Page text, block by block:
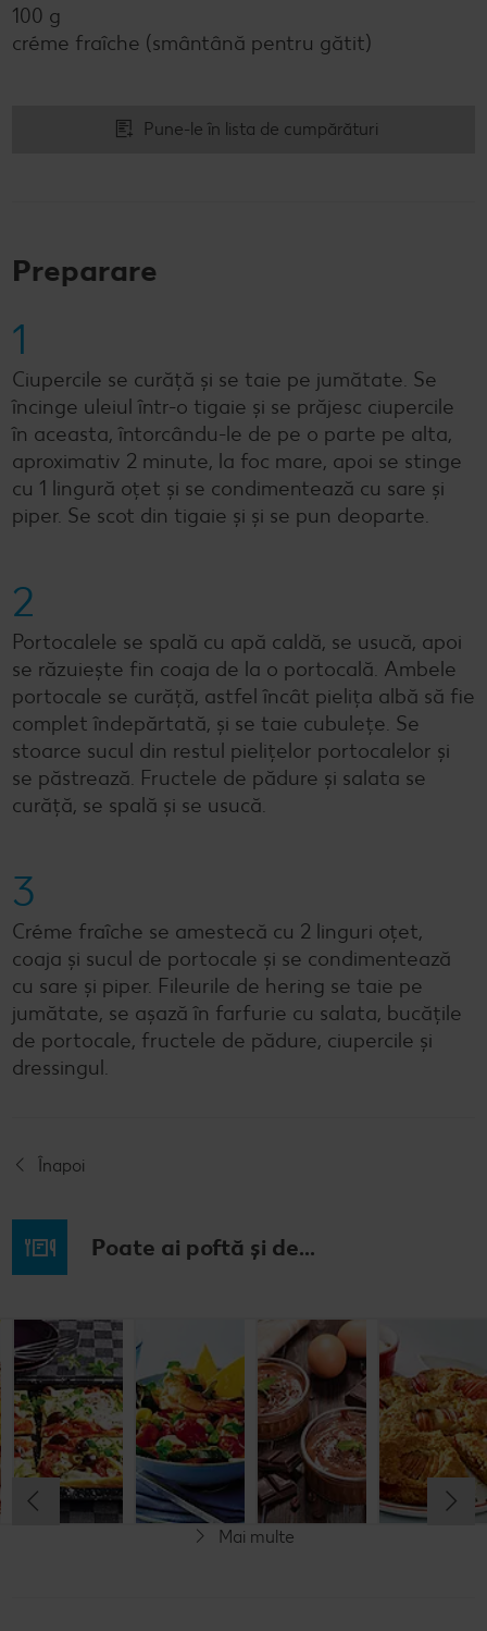
100 g
créme fraîche (smântână pentru gătit)
Pune-le în lista de cumpărături
Preparare
1
Ciupercile se curăță și se taie pe jumătate. Se
încinge uleiul într-o tigaie și se prăjesc ciupercile
în aceasta, întorcându-le de pe o parte pe alta,
aproximativ 2 minute, la foc mare, apoi se stinge
cu 1 lingură oțet și se condimentează cu sare și
piper. Se scot din tigaie și și se pun deoparte.
2
Portocalele se spală cu apă caldă, se usucă, apoi
se răzuiește fin coaja de la o portocală. Ambele
portocale se curăță, astfel încât pielița albă să fie
complet îndepărtată, și se taie cubulețe. Se
stoarce sucul din restul pielițelor portocalelor și
se păstrează. Fructele de pădure și salata se
curăță, se spală și se usucă.
3
Créme fraîche se amestecă cu 2 linguri oțet,
coaja și sucul de portocale și se condimentează
cu sare și piper. Fileurile de hering se taie pe
jumătate, se așază în farfurie cu salata, bucățile
de portocale, fructele de pădure, ciupercile și
dressingul.
Înapoi
Poate ai poftă și de...
Budincă
italiană de
orez cu salată
de fructe
Cel mult 60 minute
Simplu
Clătite cu
legume și
mozzarella
Cel mult 30 minute
Simplu
Tocană
italienească
de pește
Cel mult 60 minute
Simplu
Cremă la
Cel mult 60 minute
Simplu
Mai multe